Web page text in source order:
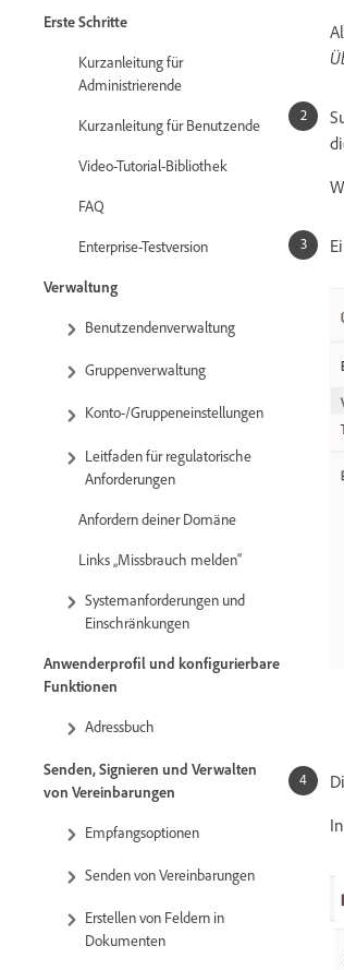
Erste Schritte
Kurzanleitung für
Administrierende
Kurzanleitung für Benutzende
Video-Tutorial-Bibliothek
FAQ
Enterprise-Testversion
Verwaltung
Benutzendenverwaltung
Gruppenverwaltung
Konto-/Gruppeneinstellungen
Leitfaden für regulatorische
Anforderungen
Anfordern deiner Domäne
Links „Missbrauch melden“
Systemanforderungen und
Einschränkungen
Anwenderprofil und konfigurierbare
Funktionen
Adressbuch
Senden, Signieren und Verwalten
von Vereinbarungen
Empfangsoptionen
Senden von Vereinbarungen
Erstellen von Feldern in
Dokumenten